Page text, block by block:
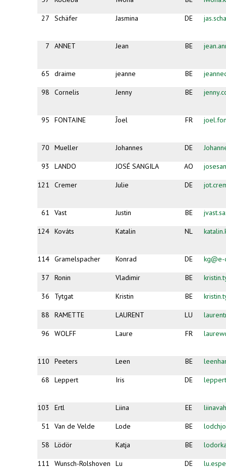
27 Schäfer Jasmina DE
7 ANNET Jean BE
65 draime jeanne BE
98 Cornelis Jenny BE
95 FONTAINE Ĵoel FR
70 Mueller Johannes DE
93 LANDO JOSÉ SANGILA AO
121 Cremer Julie DE
61 Vast Justin BE
124 Kováts Katalin NL
114 Gramelspacher Konrad DE
37 Ronin Vladimir BE
36 Tytgat Kristin BE
88 RAMETTE LAURENT LU
96 WOLFF Laure FR
110 Peeters Leen BE
68 Leppert Iris DE
103 Ertl Liina EE
51 Van de Velde Lode BE
58 Lödör Katja BE
111 Wunsch-Rolshoven Lu DE